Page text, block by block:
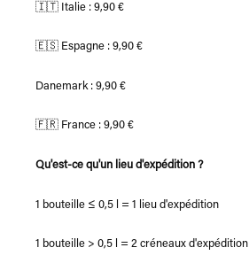
🇮🇹 Italie : 9,90 €
🇪🇸 Espagne : 9,90 €
Danemark : 9,90 €
🇫🇷 France : 9,90 €
Qu'est-ce qu'un lieu d'expédition ?
1 bouteille ≤ 0,5 l = 1 lieu d'expédition
1 bouteille > 0,5 l = 2 créneaux d'expédition